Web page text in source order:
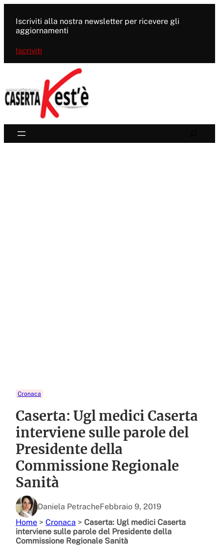
contenuto
Iscriviti alla nostra newsletter per ricevere gli
aggiornamenti
Iscriviti
Cronaca
Caserta: Ugl medici Caserta
interviene sulle parole del
Presidente della
Commissione Regionale
Sanità
Daniela PetracheFebbraio 9, 2019
Home > Cronaca > Caserta: Ugl medici Caserta
interviene sulle parole del Presidente della
Commissione Regionale Sanità